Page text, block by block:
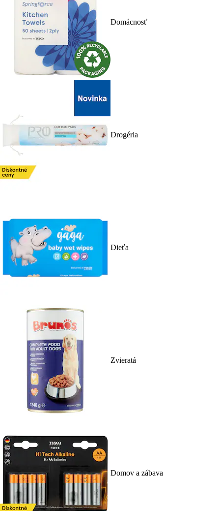
Domácnosť
Drogéria
Dieťa
Zvieratá
Domov a zábava